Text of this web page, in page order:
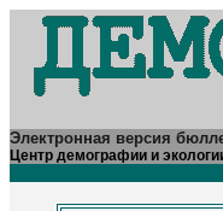
Электронная версия
Центр демографии и